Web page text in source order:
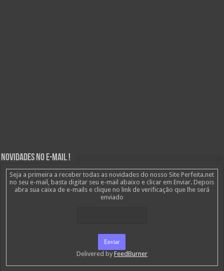
Novidades no E-mail !
Seja a primeira a receber todas as novidades do nosso Site Perfeita.net
no seu e-mail, basta digitar seu e-mail abaixo e clicar em Enviar. Depois
abra sua caixa de e-mails e clique no link de verificação que lhe será
enviado
Delivered by FeedBurner